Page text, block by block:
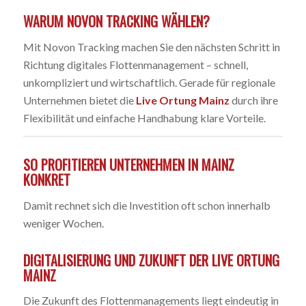
WARUM NOVON TRACKING WÄHLEN?
Mit Novon Tracking machen Sie den nächsten Schritt in
Richtung digitales Flottenmanagement – schnell,
unkompliziert und wirtschaftlich. Gerade für regionale
Unternehmen bietet die Live Ortung Mainz durch ihre
Flexibilität und einfache Handhabung klare Vorteile.
SO PROFITIEREN UNTERNEHMEN IN MAINZ
KONKRET
Damit rechnet sich die Investition oft schon innerhalb
weniger Wochen.
DIGITALISIERUNG UND ZUKUNFT DER LIVE ORTUNG
MAINZ
Die Zukunft des Flottenmanagements liegt eindeutig in